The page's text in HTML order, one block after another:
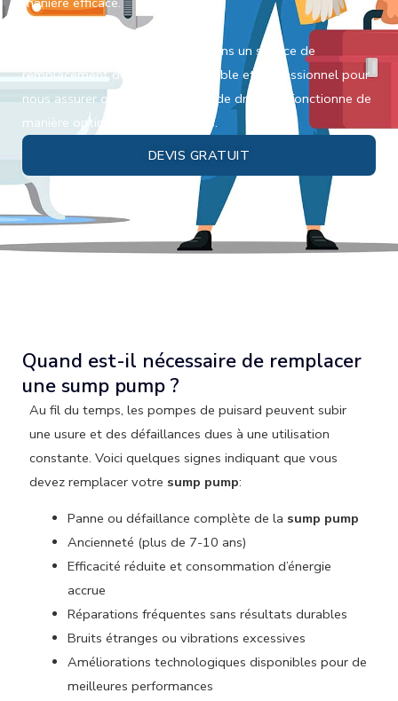
Chez Plomberie JG inc., nous offrons un service de
remplacement de
fiable et professionnel pour
nous assurer que votre système de drainage fonctionne de
manière optimale en tout temps.
DEVIS GRATUIT
Quand est-il nécessaire de remplacer
une sump pump ?
Au fil du temps, les pompes de puisard peuvent subir
une usure et des défaillances dues à une utilisation
constante. Voici quelques signes indiquant que vous
devez remplacer votre sump pump:
Panne ou défaillance complète de la sump pump
Ancienneté (plus de 7-10 ans)
Efficacité réduite et consommation d’énergie
accrue
Réparations fréquentes sans résultats durables
Bruits étranges ou vibrations excessives
Améliorations technologiques disponibles pour de
meilleures performances